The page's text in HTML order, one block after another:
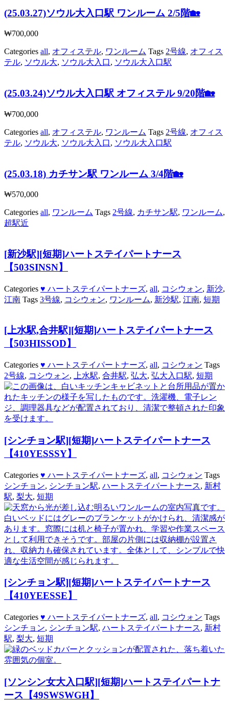
(25.03.27)ソウル大入口駅 ワンルーム 2/5階🏡
₩700,000
Categories all, オフィステル, ワンルーム Tags 2号線, オフィス
テル, ソウル大, ソウル大入口, ソウル大入口駅
(25.03.24)ソウル大入口駅 オフィステル 9/20階🏡
₩700,000
Categories all, オフィステル, ワンルーム Tags 2号線, オフィス
テル, ソウル大, ソウル大入口, ソウル大入口駅
(25.03.18) カチサン駅 ワンルーム 3/4階🏡
₩570,000
Categories all, ワンルーム Tags 2号線, カチサン駅, ワンルーム,
超駅近
[新沙駅][短期]ハートステイパートナース
【503SINSN】
Categories ♥ ハートステイパートナーズ, all, コシウォン, 新沙,
江南 Tags 3号線, コシウォン, ワンルーム, 新沙駅, 江南, 短期
[上水駅,合井駅][短期]ハートステイパートナース
【503HISSOD】
Categories ♥ ハートステイパートナーズ, all, コシウォン Tags
2号線, コシウォン, 上水駅, 合井駅, 弘大, 弘大入口駅, 短期
[シンチョン駅][短期]ハートステイパートナース
【410YESSSY】
Categories ♥ ハートステイパートナーズ, all, コシウォン Tags
シンチョン, シンチョン駅, ハートステイパートナース, 新村
駅, 梨大, 短期
[シンチョン駅][短期]ハートステイパートナース
【410YEESSE】
Categories ♥ ハートステイパートナーズ, all, コシウォン Tags
シンチョン, シンチョン駅, ハートステイパートナース, 新村
駅, 梨大, 短期
[ソンシン女大入口駅][短期]ハートステイパートナ
ース【49SWSWGH】